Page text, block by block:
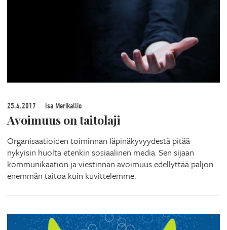
25.4.2017 Isa Merikallio
Avoimuus on taitolaji
Organisaatioiden toiminnan läpinäkyvyydestä pitää
nykyisin huolta etenkin sosiaalinen media. Sen sijaan
kommunikaation ja viestinnän avoimuus edellyttää paljon
enemmän taitoa kuin kuvittelemme.